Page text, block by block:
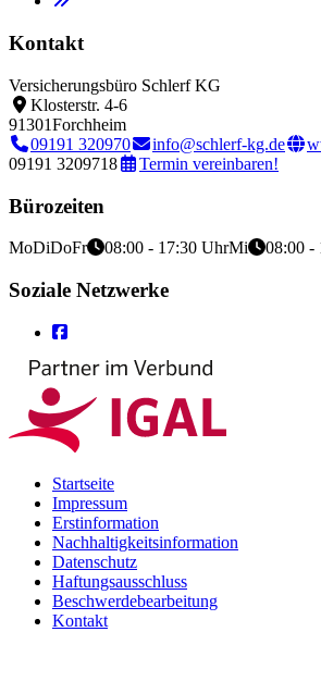
Kontakt
Versicherungsbüro Schlerf KG
Klosterstr. 4-6
91301Forchheim
09191 320970
info@schlerf-kg.de
09191 3209718
Termin vereinbaren!
Bürozeiten
MoDiDoFr 08:00 - 17:30 UhrMi 08:00 -
Soziale Netzwerke
Startseite
Impressum
Erstinformation
Nachhaltigkeitsinformation
Datenschutz
Haftungsausschluss
Beschwerdebearbeitung
Kontakt